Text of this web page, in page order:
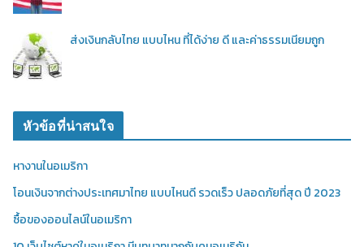
ส่งเงินกลับไทย แบบไหน ที่ได้ง่าย ดี และค่าธรรมเนียมถูก
หัวข้อที่น่าสนใจ
หางานในอเมริกา
โอนเงินจากต่างประเทศมาไทย แบบไหนดี รวดเร็ว ปลอดภัยที่สุด ปี 2023
ซื้อของออนไลน์ในอเมริกา